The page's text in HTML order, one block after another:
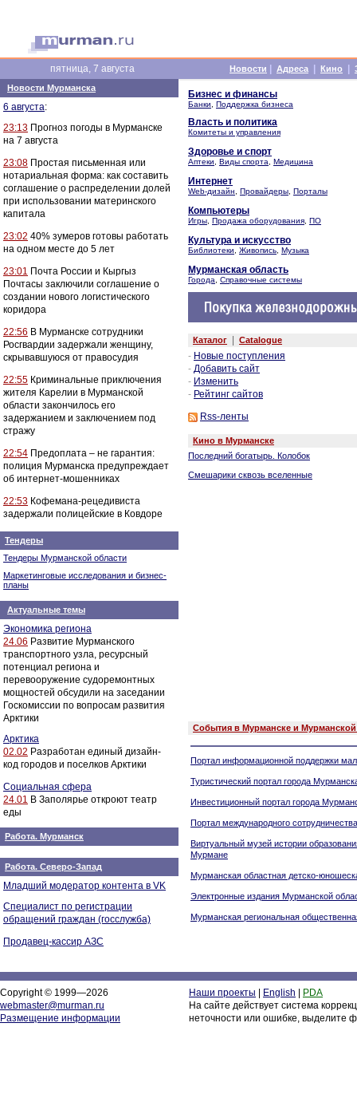
пятница, 7 августа Новости Адреса Кино
Новости Мурманска
6 августа:
23:13 Прогноз погоды в Мурманске
на 7 августа
23:08 Простая письменная или
нотариальная форма: как составить
соглашение о распределении долей
при использовании материнского
капитала
23:02 40% зумеров готовы работать
на одном месте до 5 лет
23:01 Почта России и Кыргыз
Почтасы заключили соглашение о
создании нового логистического
коридора
22:56 В Мурманске сотрудники
Росгвардии задержали женщину,
скрывавшуюся от правосудия
22:55 Криминальные приключения
жителя Карелии в Мурманской
области закончилось его
задержанием и заключением под
стражу
22:54 Предоплата – не гарантия:
полиция Мурманска предупреждает
об интернет-мошенниках
22:53 Кофемана-рецедивиста
задержали полицейские в Ковдоре
Тендеры
Тендеры Мурманской области
Маркетинговые исследования и бизнес-
планы
Актуальные темы
Экономика региона
24.06 Развитие Мурманского
транспортного узла, ресурсный
потенциал региона и
перевооружение судоремонтных
мощностей обсудили на заседании
Госкомиссии по вопросам развития
Арктики
Арктика
02.02 Разработан единый дизайн-
код городов и поселков Арктики
Социальная сфера
24.01 В Заполярье откроют театр
еды
Работа. Мурманск
Работа. Северо-Запад
Младший модератор контента в VK
Специалист по регистрации
обращений граждан (госслужба)
Продавец-кассир АЗС
Бизнес и финансы
Банки Поддержка бизнеса
Власть и политика
Комитеты и управления
Здоровье и спорт
Аптеки Виды спорта Медицина
Интернет
Web-дизайн Провайдеры Порталы
Компьютеры
Игры Продажа оборудования ПО
Культура и искусство
Библиотеки Живопись Музыка
Мурманская область
Города Справочные системы
Каталог Catalogue
- Новые поступления
- Добавить сайт
- Изменить
- Рейтинг сайтов
Rss-ленты
Кино в Мурманске
Последний богатырь. Колобок
Смешарики сквозь вселенные
События в Мурманске и Мурманской
Портал информационной поддержки
Туристический портал города
Инвестиционный портал города
Портал международного
Виртуальный музей истории
Мурмане
Мурманская областная детско-
Электронные издания Мурманской
Мурманская региональная
Copyright © 1999—2026
webmaster@murman.ru
Размещение информации
Наши проекты English
PDA
На сайте действует система
неточности или ошибке, выделите